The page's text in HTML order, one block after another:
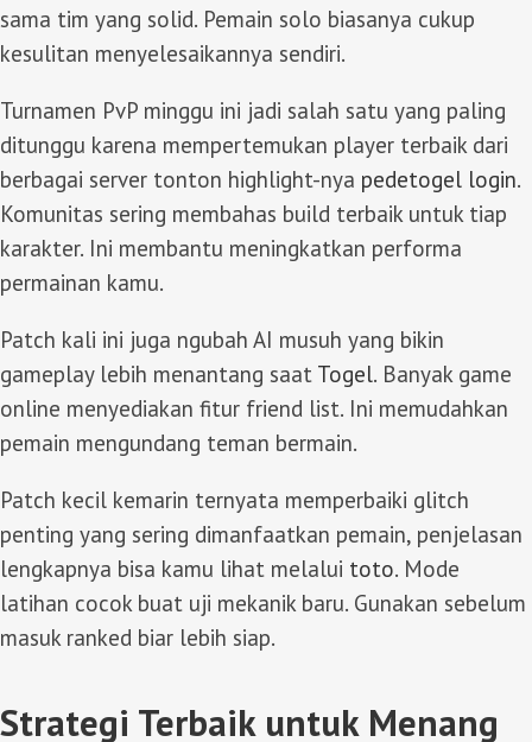
sama tim yang solid. Pemain solo biasanya cukup
kesulitan menyelesaikannya sendiri.
Turnamen PvP minggu ini jadi salah satu yang paling
ditunggu karena mempertemukan player terbaik dari
berbagai server tonton highlight-nya pedetogel login.
Komunitas sering membahas build terbaik untuk tiap
karakter. Ini membantu meningkatkan performa
permainan kamu.
Patch kali ini juga ngubah AI musuh yang bikin
gameplay lebih menantang saat Togel. Banyak game
online menyediakan fitur friend list. Ini memudahkan
pemain mengundang teman bermain.
Patch kecil kemarin ternyata memperbaiki glitch
penting yang sering dimanfaatkan pemain, penjelasan
lengkapnya bisa kamu lihat melalui toto. Mode
latihan cocok buat uji mekanik baru. Gunakan sebelum
masuk ranked biar lebih siap.
Strategi Terbaik untuk Menang